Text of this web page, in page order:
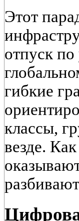
Этот
отпуск
гибкие
классы,
везде.